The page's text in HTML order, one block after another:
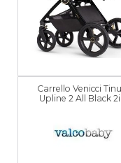
Carrello Venicci
Upline 2 All Black